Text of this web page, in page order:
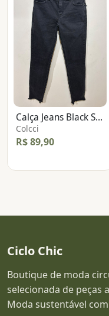
Calça Jeans Black Skinny
Colcci
R$ 89,90
Ciclo Chic
Boutique de moda
selecionada de peças
Moda sustentável